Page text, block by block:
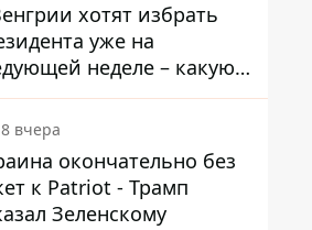
хотят избрать
уже на
неделе – какую
предлагают
вчера
окончательно без
к Patriot - Трамп
Зеленскому